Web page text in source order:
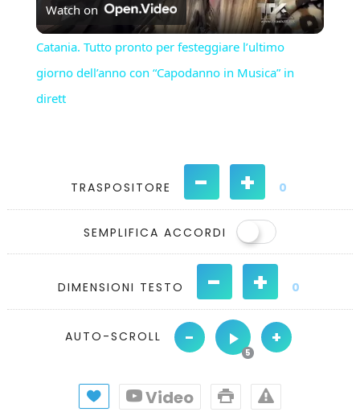
Video
Watch on
Catania. Tutto pronto per festeggiare l’ultimo
giorno dell’anno con “Capodanno in Musica” in
dirett
TRASPOSITORE - + 0
SEMPLIFICA ACCORDI
DIMENSIONI TESTO - + 0
AUTO-SCROLL - +
Video